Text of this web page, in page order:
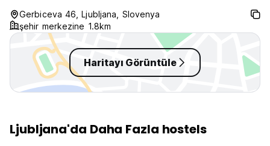
close to grocery
Gerbiceva 46, Ljubljana, Slovenya
şehir merkezine 1.8km
Haritayı Görüntüle
Ljubljana'da Daha Fazla hostels